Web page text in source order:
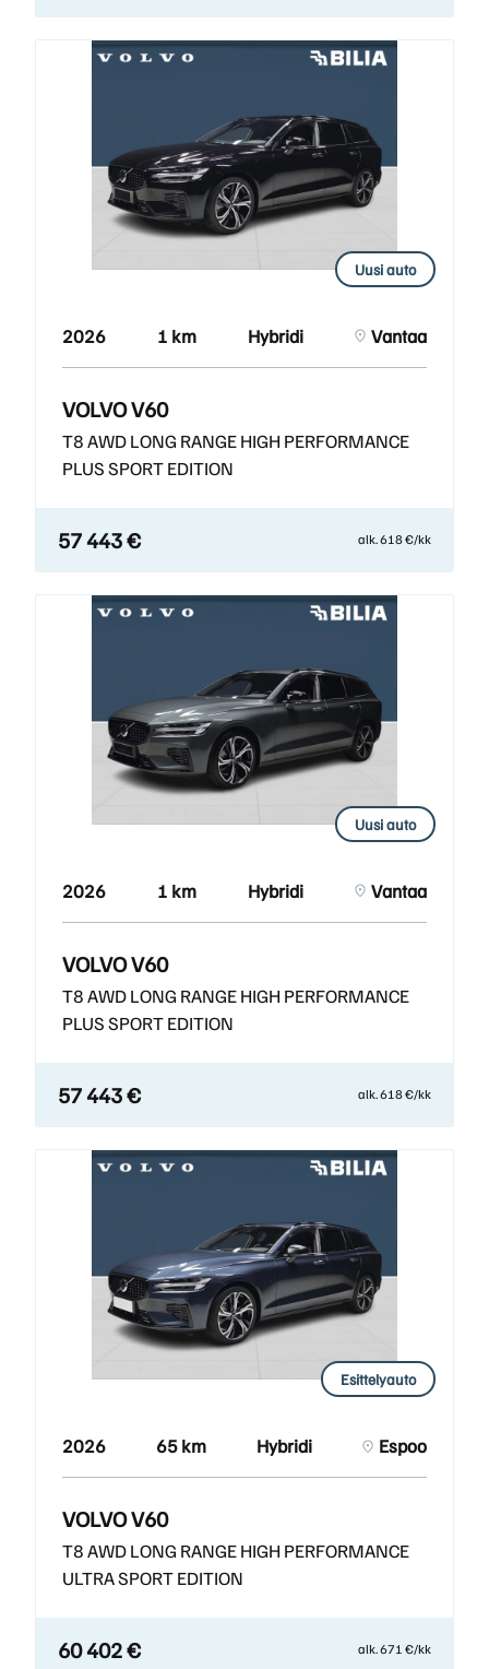
Uusi auto
2026 1 km Hybridi Vantaa
VOLVO V60
T8 AWD LONG RANGE HIGH PERFORMANCE
PLUS SPORT EDITION
57 443 € alk. 618 €/kk
Uusi auto
2026 1 km Hybridi Vantaa
VOLVO V60
T8 AWD LONG RANGE HIGH PERFORMANCE
PLUS SPORT EDITION
57 443 € alk. 618 €/kk
Esittelyauto
2026 65 km Hybridi Espoo
VOLVO V60
T8 AWD LONG RANGE HIGH PERFORMANCE
ULTRA SPORT EDITION
60 402 € alk. 671 €/kk